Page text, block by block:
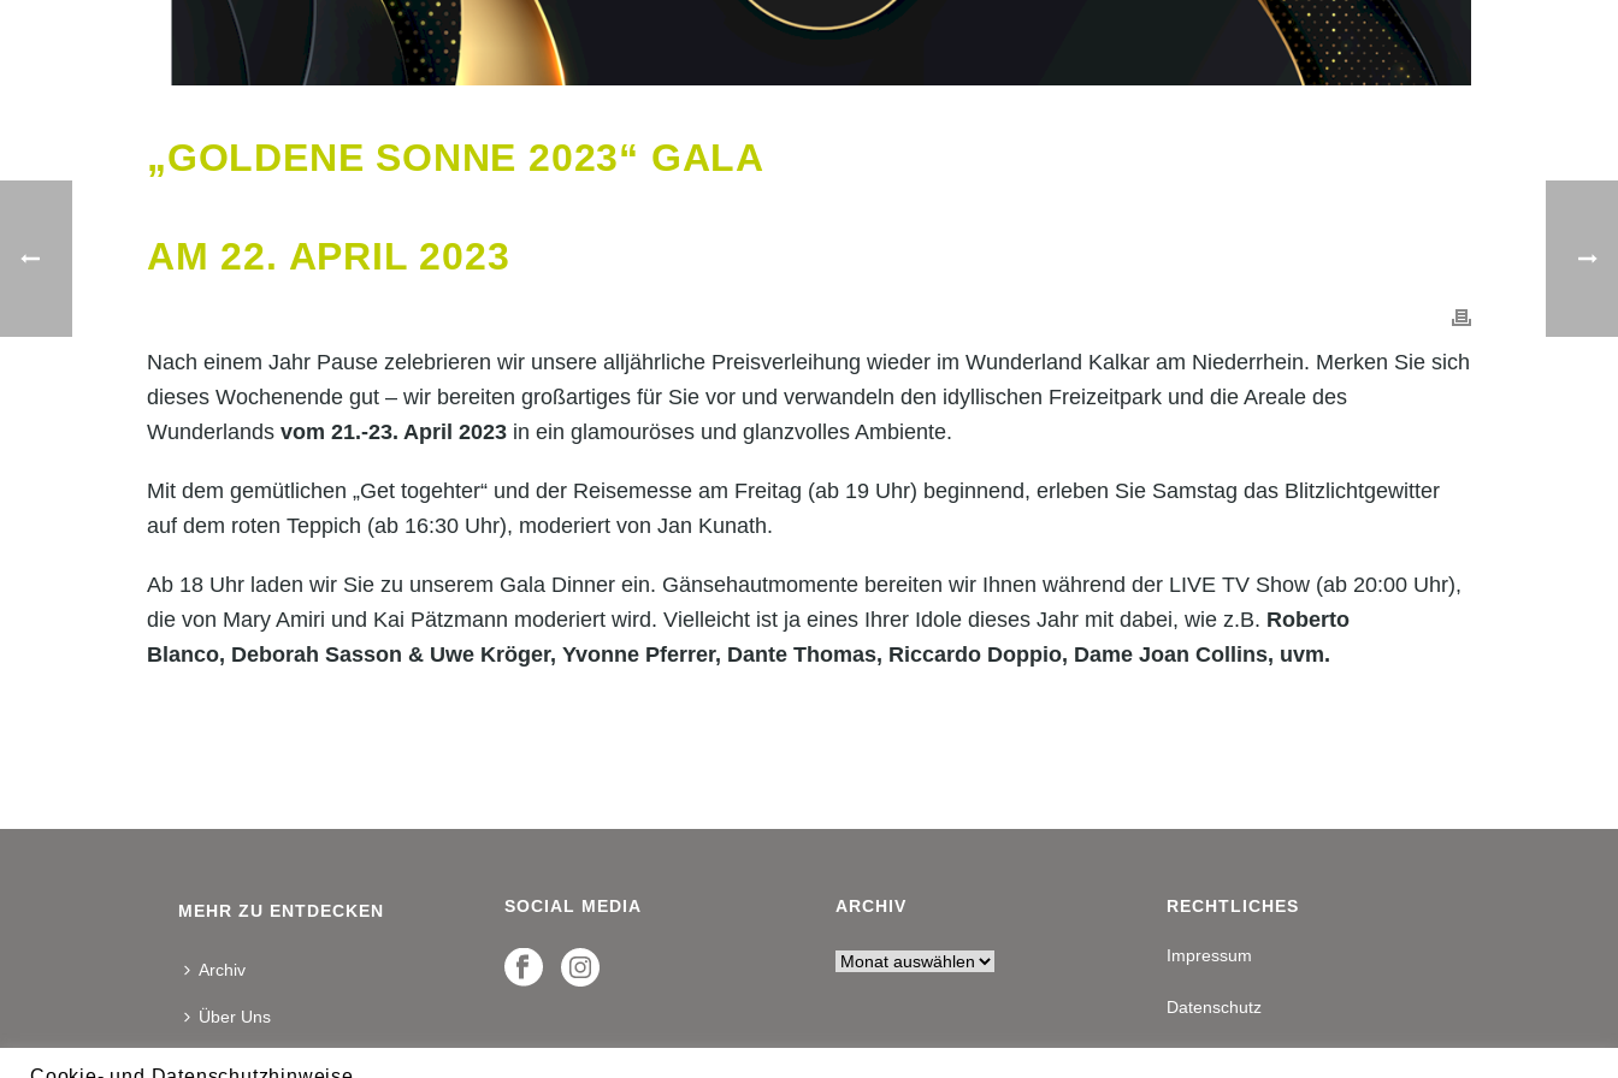
„GOLDENE SONNE 2023“ GALA
AM 22. APRIL 2023
Nach einem Jahr Pause zelebrieren wir unsere alljährliche Preisverleihung wieder im Wunderland Kalkar am Niederrhein. Merken Sie sich
dieses Wochenende gut – wir bereiten großartiges für Sie vor und verwandeln den idyllischen Freizeitpark und die Areale des
Wunderlands vom 21.-23. April 2023 in ein glamouröses und glanzvolles Ambiente.
Mit dem gemütlichen „Get togehter“ und der Reisemesse am Freitag (ab 19 Uhr) beginnend, erleben Sie Samstag das Blitzlichtgewitter
auf dem roten Teppich (ab 16:30 Uhr), moderiert von Jan Kunath.
Ab 18 Uhr laden wir Sie zu unserem Gala Dinner ein. Gänsehautmomente bereiten wir Ihnen während der LIVE TV Show (ab 20:00 Uhr),
die von Mary Amiri und Kai Pätzmann moderiert wird. Vielleicht ist ja eines Ihrer Idole dieses Jahr mit dabei, wie z.B. Roberto
Blanco, Deborah Sasson & Uwe Kröger, Yvonne Pferrer, Dante Thomas, Riccardo Doppio, Dame Joan Collins, uvm.
MEHR ZU ENTDECKEN
Archiv
Über Uns
Kontakt
SOCIAL MEDIA ARCHIV RECHTLICHES
Impressum
Datenschutz